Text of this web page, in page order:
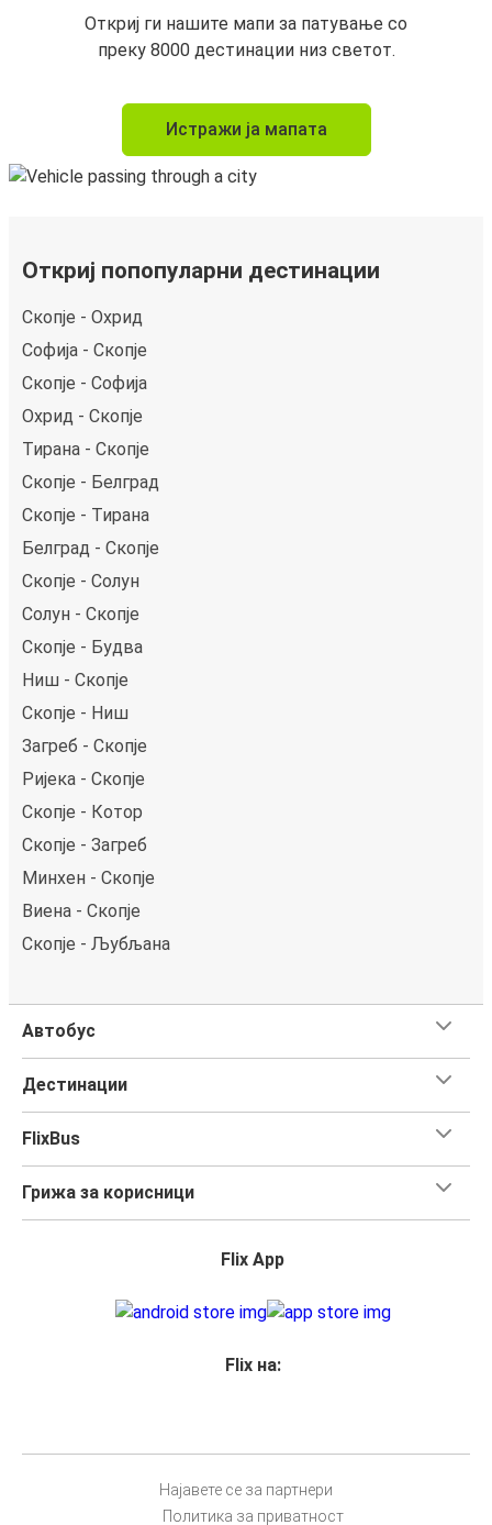
Откриј ги нашите мапи за патување со
преку 8000 дестинации низ светот.
Истражи ја мапата
Откриј попопуларни дестинации
Скопје - Охрид
Софија - Скопје
Скопје - Софија
Охрид - Скопје
Тирана - Скопје
Скопје - Белград
Скопје - Тирана
Белград - Скопје
Скопје - Солун
Солун - Скопје
Скопје - Будва
Ниш - Скопје
Скопје - Ниш
Загреб - Скопје
Ријека - Скопје
Скопје - Котор
Скопје - Загреб
Минхен - Скопје
Виена - Скопје
Скопје - Љубљана
Автобус
Дестинации
FlixBus
Грижа за корисници
Flix App
Flix на:
Најавете се за партнери
Политика за приватност